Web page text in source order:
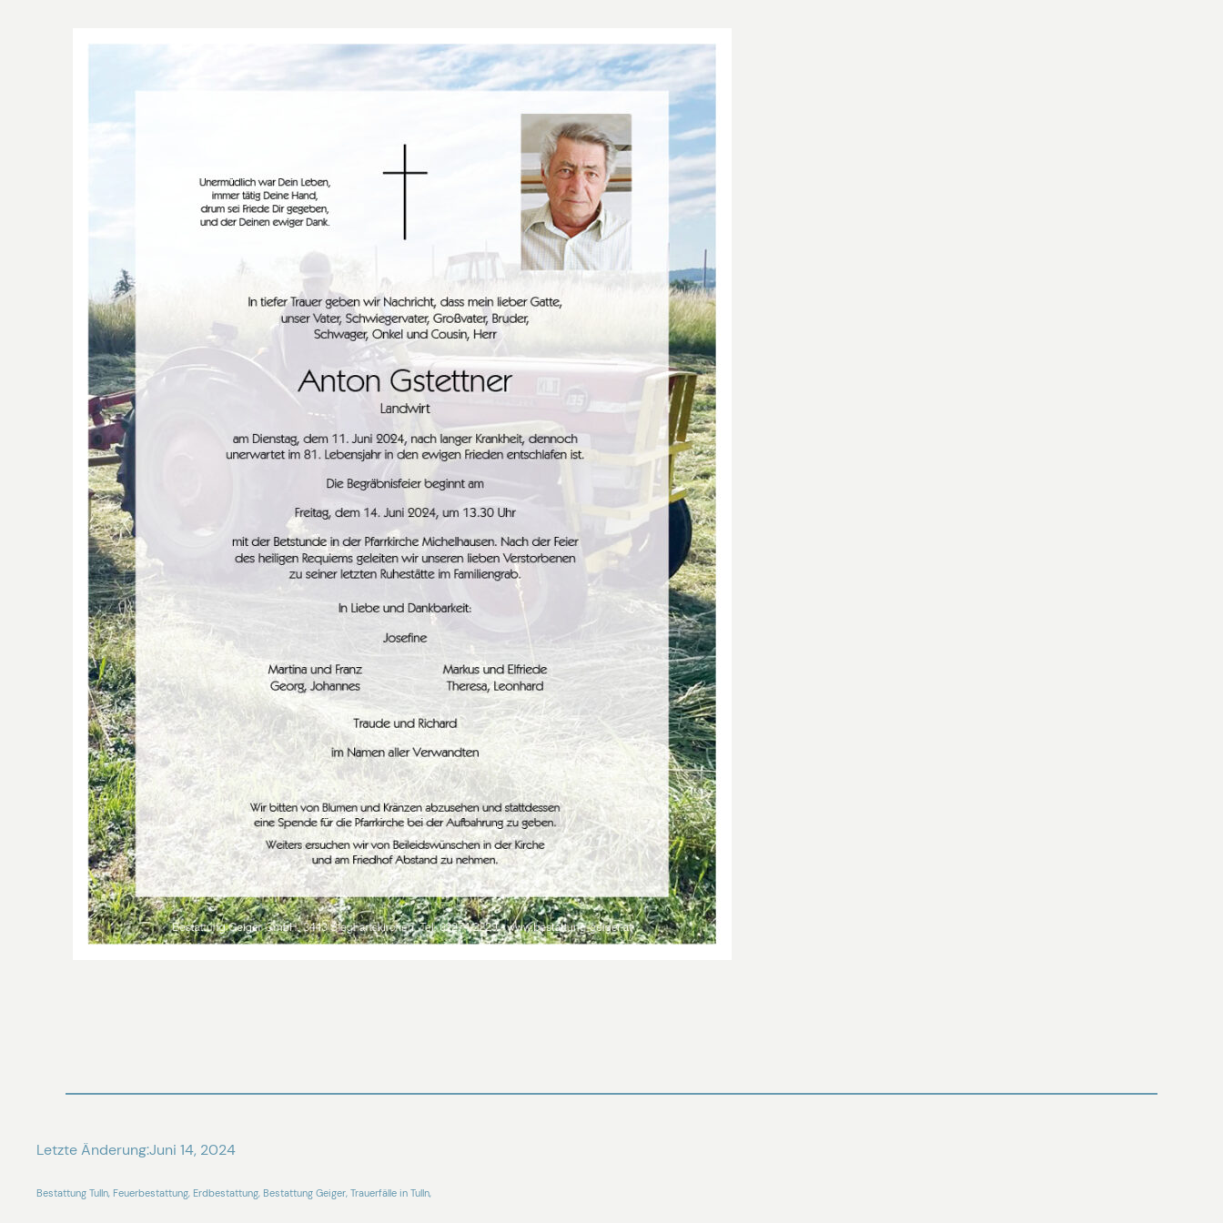
Letzte Änderung:Juni 14, 2024
Bestattung Tulln, Feuerbestattung, Erdbestattung, Bestattung Geiger, Trauerfälle in Tulln,